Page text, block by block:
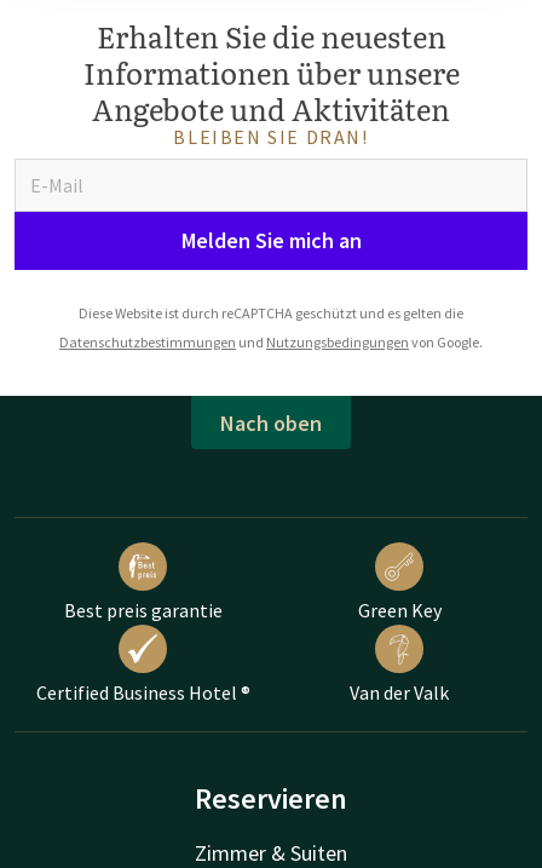
Erhalten Sie die neuesten
Informationen über unsere
Angebote und Aktivitäten
BLEIBEN SIE DRAN!
Melden Sie mich an
Diese Website ist durch reCAPTCHA geschützt und es gelten die
Datenschutzbestimmungen und Nutzungsbedingungen von Google.
Nach oben
Best preis garantie Green Key
Certified Business Hotel ® Van der Valk
Reservieren
Zimmer & Suiten